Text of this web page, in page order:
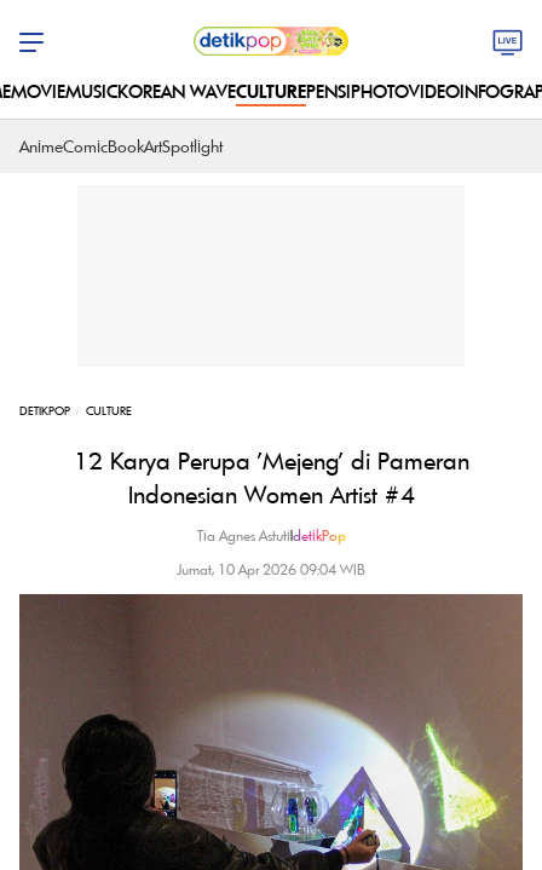
MOVIEMUSICKOREAN WAVECULTUREPENSIPHOTOVIDEO
AnimeComicBookArtSpotlight
DETIKPOP CULTURE
12 Karya Perupa 'Mejeng' di Pameran
Indonesian Women Artist #4
Tia Agnes Astuti|detikPop
Jumat, 10 Apr 2026 09:04 WIB